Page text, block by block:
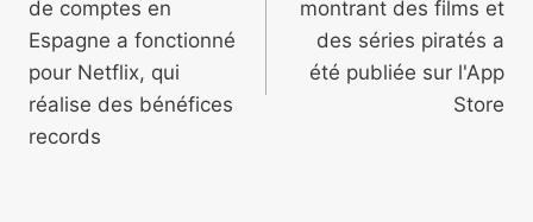
l’article
de comptes en
Espagne a fonctionné
pour Netflix, qui
réalise des bénéfices
records
montrant des films et
des séries piratés a
été publiée sur l'App
Store